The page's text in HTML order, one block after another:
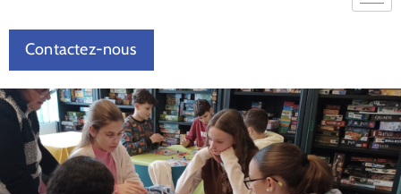
Contactez-nous